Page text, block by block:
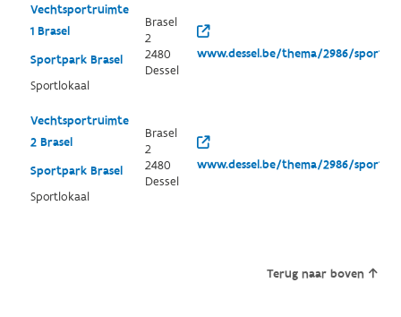
Vechtsportruimte
1 Brasel
Sportpark Brasel
Sportlokaal
Brasel
2
2480
Dessel
www.dessel.be/thema/2986/sport
Vechtsportruimte
2 Brasel
Sportpark Brasel
Sportlokaal
Brasel
2
2480
Dessel
www.dessel.be/thema/2986/sport
Terug naar boven